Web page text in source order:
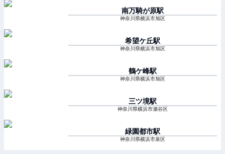
南万騎が原駅
神奈川県横浜市旭区
希望ケ丘駅
神奈川県横浜市旭区
鶴ケ峰駅
神奈川県横浜市旭区
三ツ境駅
神奈川県横浜市瀬谷区
緑園都市駅
神奈川県横浜市泉区